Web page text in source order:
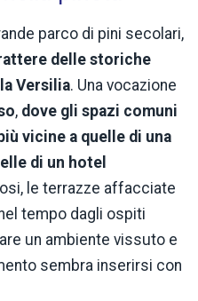
parco di pini secolari,
delle storiche
Versilia. Una vocazione
, dove gli spazi comuni
vicine a quelle di una
di un hotel
le terrazze affacciate
tempo dagli ospiti
un ambiente vissuto e
sembra inserirsi con